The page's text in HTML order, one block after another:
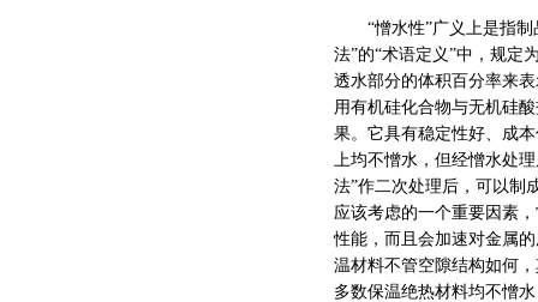
“憎水性”广义上是指制
法”的“术语定义”中，规定
透水部分的体积百分率来
用有机硅化合物与无机硅
果。它具有稳定性好、成
上均不憎水，但经憎水处
法”作二次处理后，可以制
应该考虑的一个重要因素
性能，而且会加速对金属
温材料不管空隙结构如何
多数保温绝热材料均不憎